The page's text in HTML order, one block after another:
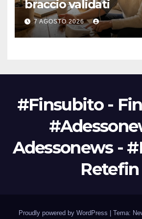
braccio validati
7 AGOSTO 2026
#Finsubito -
Adessonews -
Retefin
Proudly powered by WordPress | Tema: